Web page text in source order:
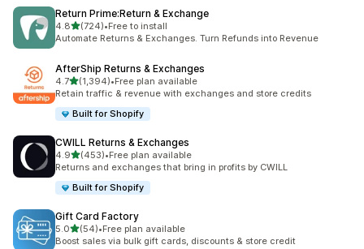
Return Prime:Return & Exchange
4.8เต็ม 5 ดาว
(724)
ทั้งหมด 724 รีวิว
•Free to install
Automate Returns & Exchanges. Turn Refunds into Revenue
AfterShip Returns & Exchanges
4.7เต็ม 5 ดาว
(1,394)
ทั้งหมด 1394 รีวิว
•Free plan available
Retain traffic & revenue with exchanges and store credits
Built for Shopify
CWILL Returns & Exchanges
4.9เต็ม 5 ดาว
(453)
ทั้งหมด 453 รีวิว
•Free plan available
Returns and exchanges that bring in profits by CWILL
Built for Shopify
Gift Card Factory
5.0เต็ม 5 ดาว
(54)
ทั้งหมด 54 รีวิว
•Free plan available
Boost sales via bulk gift cards, discounts & store credit